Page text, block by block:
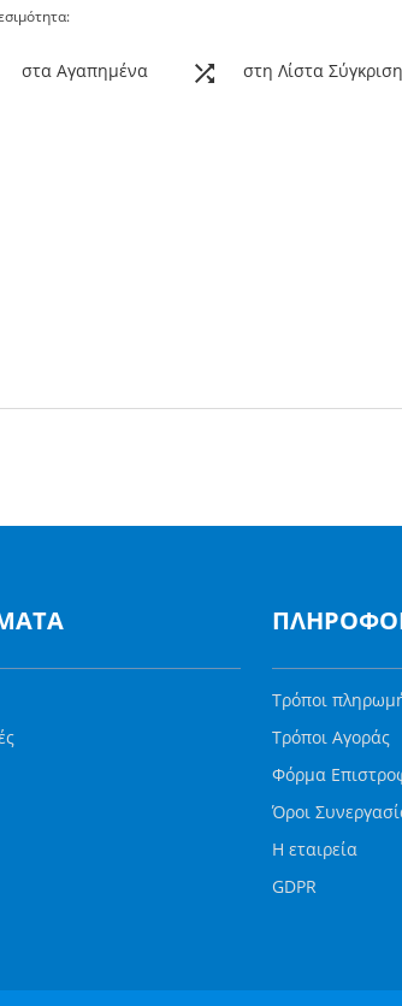
στα Αγαπημένα στη Λίστα
Τρόποι
Τρόποι Αγοράς
Φόρμα
Όροι
Η εταιρεία
GDPR